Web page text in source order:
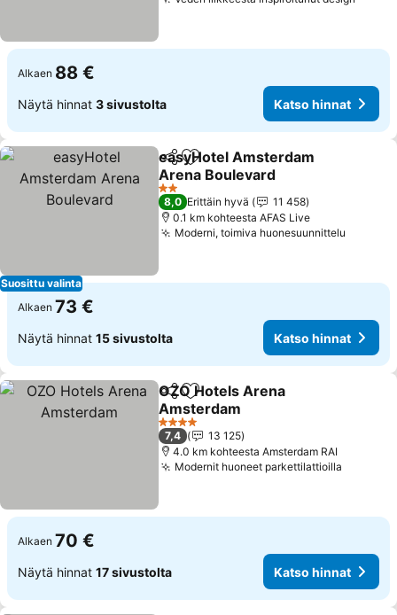
Alkaen 88 €
Näytä hinnat 3 sivustolta Katso hinnat
Suosittu valinta
Jaa Lisää suosikkeihin
easyHotel Amsterdam
Arena Boulevard
Katso hinnat
2 Tähtiluokitus
8,0 Erittäin hyvä
11 458
0.1 km kohteesta AFAS Live
Moderni, toimiva huonesuunnittelu
Alkaen 73 €
Näytä hinnat 15 sivustolta Katso hinnat
Jaa Lisää suosikkeihin
OZO Hotels Arena
Amsterdam
Katso hinnat
4 Tähtiluokitus
7,4
13 125
4.0 km kohteesta Amsterdam RAI
Modernit huoneet parkettilattioilla
Alkaen 70 €
Näytä hinnat 17 sivustolta Katso hinnat